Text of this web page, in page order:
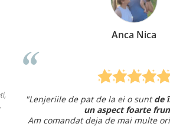
de la ei o suntde înaltă calitate și cu
un aspect foarte frumos.
deja de mai multe ori și voi continua să